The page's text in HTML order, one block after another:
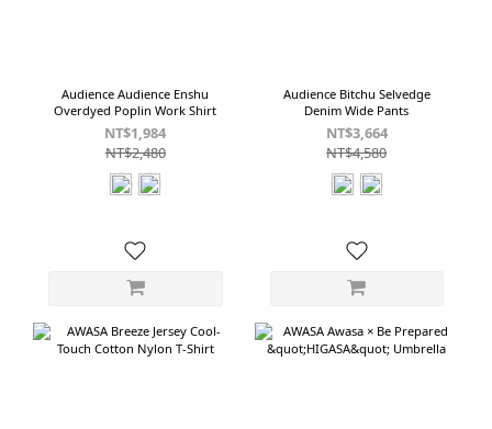
Audience Audience Enshu
Overdyed Poplin Work Shirt
NT$1,984
NT$2,480
Audience Bitchu Selvedge
Denim Wide Pants
NT$3,664
NT$4,580